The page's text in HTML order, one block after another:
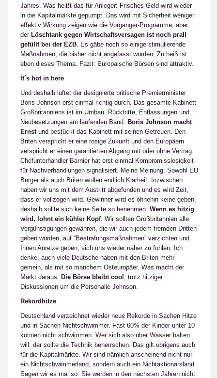
Jahres. Was heißt das für Anleger: Frisches Geld wird wieder
in die Kapitalmärkte gepumpt. Das wird mit Sicherheit weniger
effektiv Wirkung zeigen wie die Vorgänger-Programme, aber
der Löschtank gegen Wirtschaftsversagen ist noch prall
gefüllt bei der EZB. Es gäbe noch so einige stimulierende
Maßnahmen, die bisher nicht angefasst wurden. Zu heiß ist
eben dieses Thema. Fazit: Europäische Börsen sind attraktiv.
It´s hot in here
Und deshalb lüftet der designierte britische Premierminister
Boris Johnson erst einmal richtig durch. Das gesamte Kabinett
Großbritanniens ist im Umbau. Rücktritte, Entlassungen und
Neubesetzungen am laufenden Band. Boris Johnson macht
Ernstund bestückt das Kabinett mit seinen Getreuen. Den
Briten verspricht er eine rosige Zukunft und den Europäern
verspricht er einen garantierten Abgang mit oder ohne Vertrag.
Chefunterhändler Barnier hat erst einmal Kompromisslosigkeit
für Nachverhandlungen signalisiert. Meine Meinung: Sowohl EU
Bürger als auch Briten wollen endlich Klarheit. Inzwischen
haben wir uns mit dem Austritt abgefunden und es wird Zeit,
dass er vollzogen wird. Gewinner wird es ohnehin keine geben,
deshalb sollte sich keine Seite so benehmen. Wenn es hitzig
wird, lohnt ein kühler Kopf. Wir sollten Großbritannien alle
Vergünstigungen gewähren, die wir auch jedem fremden Dritten
geben würden, auf “Bestrafungsmaßnahmen” verzichten und
Ihnen Anreize geben, sich uns wieder näher zu fühlen. Ich
denke, auch viele Deutsche haben mit den Briten mehr
gemein, als mit so manchem Osteuropäer. Was macht der
Markt daraus: Die Börse bleibt cool , trotz hitziger
Diskussionen um die Personalie Johnson.
Rekordhitze
Deutschland verzeichnet wieder neue Rekorde in Sachen Hitze
und in Sachen Nichtschwimmer. Fast 60% der Kinder unter 10
können nicht schwimmen. Wer sich also über Wasser halten
will, der sollte die Technik beherrschen. Das gilt übrigens auch
für die Kapitalmärkte. Wir sind nämlich anscheinend nicht nur
ein Nichtschwimmerland, sondern auch ein Nichtaktionärsland.
Sagen wir es mal so: Sie werden in den nächsten Jahren nicht